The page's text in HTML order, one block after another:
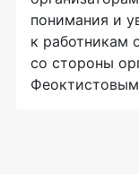
понимания и
к работникам
со стороны